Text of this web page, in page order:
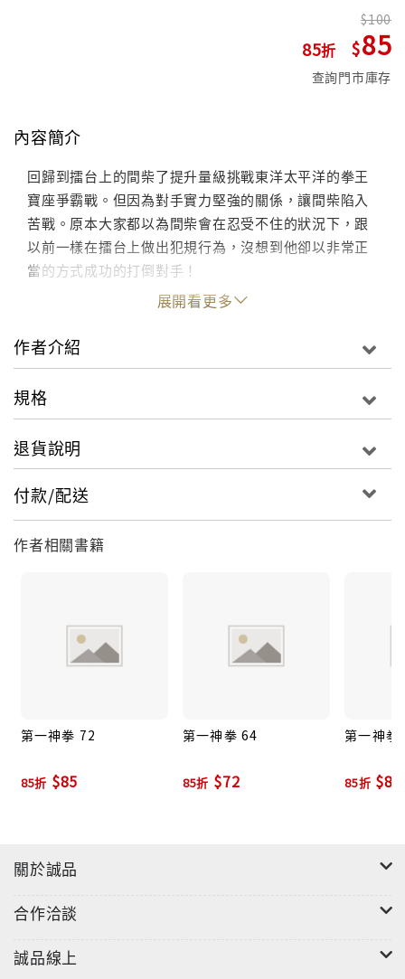
85
100
85
查詢門市庫存
內容簡介
回歸到擂台上的間柴了提升量級挑戰東洋太平洋的拳王
寶座爭霸戰。但因為對手實力堅強的關係，讓間柴陷入
苦戰。原本大家都以為間柴會在忍受不住的狀況下，跟
以前一樣在擂台上做出犯規行為，沒想到他卻以非常正
當的方式成功的打倒對手！
展開看更多
作者介紹
規格
退貨說明
付款/配送
作者相關書籍
第一神拳 72
85折 $85
第一神拳 64
85折 $72
第一神拳
85折 $85
關於誠品
合作洽談
誠品線上